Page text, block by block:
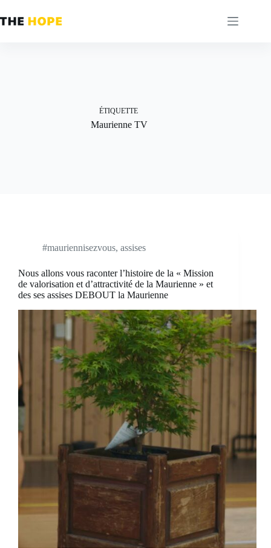
au
contenu
ÉTIQUETTE
Maurienne TV
#mauriennisezvous, assises
Nous allons vous raconter l’histoire de la « Mission
de valorisation et d’attractivité de la Maurienne » et
des ses assises DEBOUT la Maurienne